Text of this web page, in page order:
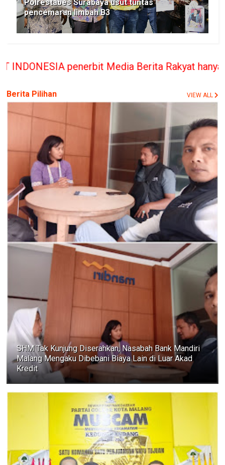
Polrestabes Surabaya usut tuntas
pencemaran limbah B3
Media Berita Rakyat hanya
Berita Pilihan VIEW ALL
SHM Tak Kunjung Diserahkan, Nasabah Bank Mandiri
Malang Mengaku Dibebani Biaya Lain di Luar Akad
Kredit